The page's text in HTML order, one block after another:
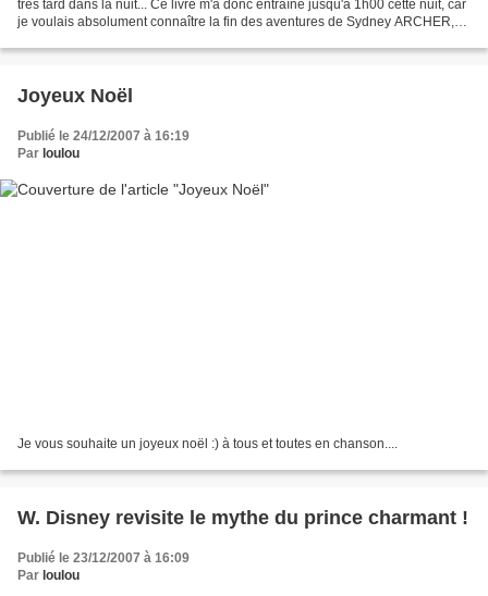
très tard dans la nuit... Ce livre m'a donc entraîné jusqu'à 1h00 cette nuit, car
je voulais absolument connaître la fin des aventures de Sydney ARCHER,
Joyeux Noël
Publié le 24/12/2007 à 16:19
Par loulou
Je vous souhaite un joyeux noël :) à tous et toutes en chanson....
W. Disney revisite le mythe du prince charmant !
Publié le 23/12/2007 à 16:09
Par loulou